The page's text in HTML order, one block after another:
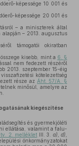
képessége 10 001 és
képessége 20 001 és
– a miniszterek által
alapján – 2013. augusztus
támogatói okiratban
kisebb, mint a 6. §
nem fedezett részéről
2013. szeptember 15-éig
kötelezettség
része az Áht. 57/A. §
minősül, amelyre az
kiegészítése
és gyermekjóléti
ellátása, valamint a falu-
2. melléklet III. 3. a), d),
önkormányzatokat